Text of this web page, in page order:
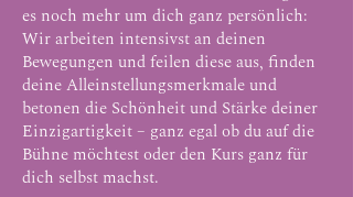
es noch mehr um dich ganz persönlich:
Wir arbeiten intensivst an deinen
Bewegungen und feilen diese aus, finden
deine Alleinstellungsmerkmale und
betonen die Schönheit und Stärke deiner
Einzigartigkeit – ganz egal ob du auf die
Bühne möchtest oder den Kurs ganz für
dich selbst machst.